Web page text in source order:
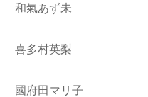
和氣あず未
喜多村英梨
國府田マリ子